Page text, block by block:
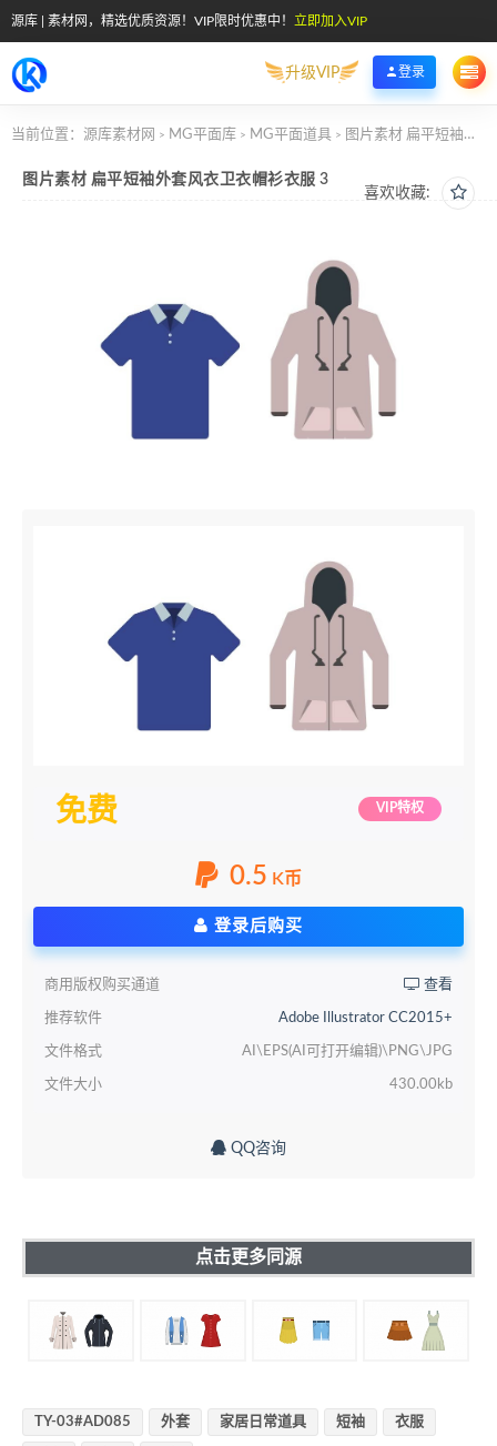
源库 | 素材网，精选优质资源！VIP限时优惠中！ 立即加入VIP
升级VIP 登录
当前位置： 源库素材网 > MG平面库 > MG平面道具 > 图片素材 扁平短袖外套风衣卫衣帽衫衣服 3
喜欢收藏:
图片素材 扁平短袖外套风衣卫衣帽衫衣服 3
免费 VIP特权
0.5 K币
登录后购买
商用版权购买通道 查看
推荐软件 Adobe Illustrator CC2015+
文件格式 AI\EPS(AI可打开编辑)\PNG\JPG
文件大小 430.00kb
QQ咨询
点击更多同源
TY-03#AD085 外套 家居日常道具 短袖 衣服